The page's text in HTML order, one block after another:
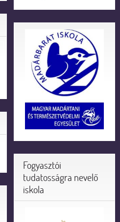
Fogyasztói
tudatosságra nevelő
iskola